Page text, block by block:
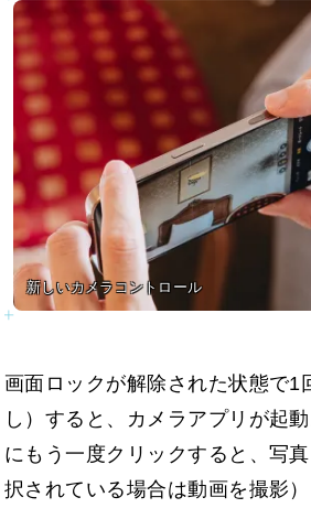
新しいカメラコントロール
画面ロックが解除された状態で1
し）すると、カメラアプリが起
にもう一度クリックすると、写
択されている場合は動画を撮影